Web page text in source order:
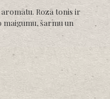
Rozā tonis ir
maigumu, šarmu un